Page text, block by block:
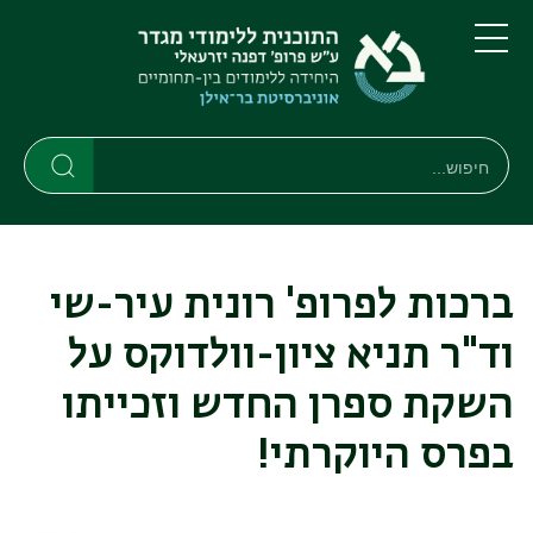
לתוכן
העיקרי
לתפריט
ניווט
ראשי
חיפוש
חיפוש
ברכות לפרופ' רונית עיר-שי
וד"ר תניא ציון-וולדוקס על
השקת ספרן החדש וזכייתו
בפרס היוקרתי!